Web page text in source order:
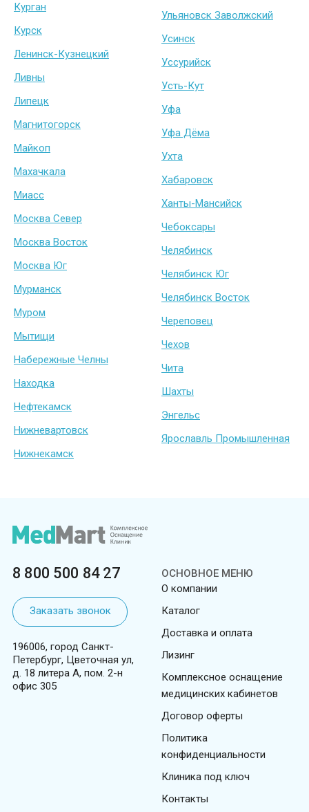
Курган
Курск
Ленинск-Кузнецкий
Ливны
Липецк
Магнитогорск
Майкоп
Махачкала
Миасс
Москва Север
Москва Восток
Москва Юг
Мурманск
Муром
Мытищи
Набережные Челны
Находка
Нефтекамск
Нижневартовск
Нижнекамск
Ульяновск Заволжский
Усинск
Уссурийск
Усть-Кут
Уфа
Уфа Дёма
Ухта
Хабаровск
Ханты-Мансийск
Чебоксары
Челябинск
Челябинск Юг
Челябинск Восток
Череповец
Чехов
Чита
Шахты
Энгельс
Ярославль Промышленная
8 800 500 84 27
Заказать звонок
196006, город Санкт-
Петербург, Цветочная ул,
д. 18 литера А, пом. 2-н
офис 305
ОСНОВНОЕ МЕНЮ
О компании
Каталог
Доставка и оплата
Лизинг
Комплексное оснащение
медицинских кабинетов
Договор оферты
Политика
конфиденциальности
Клиника под ключ
Контакты